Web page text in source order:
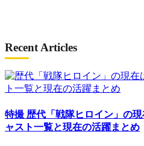
Recent Articles
特撮 歴代「戦隊ヒロイン」の
ャスト一覧と現在の活躍まとめ